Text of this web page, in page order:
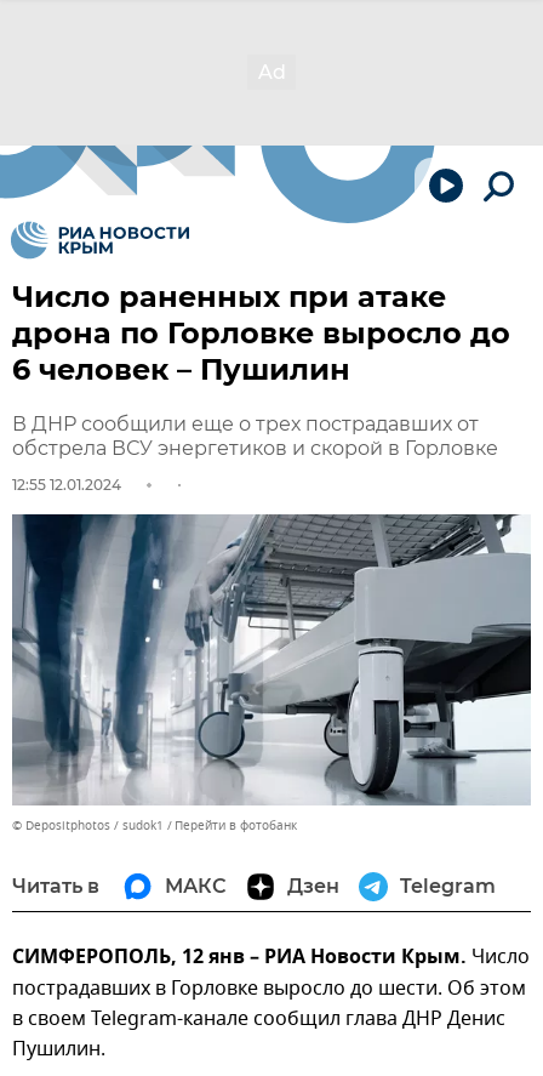
Число раненных при атаке
дрона по Горловке выросло до
6 человек – Пушилин
В ДНР сообщили еще о трех пострадавших от
обстрела ВСУ энергетиков и скорой в Горловке
12:55 12.01.2024
© Depositphotos / sudok1 Перейти в фотобанк
Читать в МАКС Дзен Telegram
СИМФЕРОПОЛЬ, 12 янв – РИА Новости Крым. Число
пострадавших в Горловке выросло до шести. Об этом
в своем Telegram-канале сообщил глава ДНР Денис
Пушилин.